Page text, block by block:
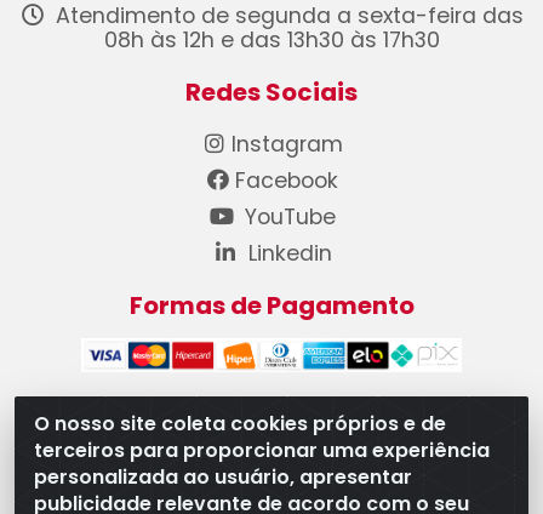
O nosso site coleta cookies próprios e de
terceiros para proporcionar uma experiência
personalizada ao usuário, apresentar
publicidade relevante de acordo com o seu
Atendimento de segunda a sexta-feira das
08h às 12h e das 13h30 às 17h30
Redes Sociais
Instagram
Facebook
YouTube
Linkedin
Formas de Pagamento
WB Componentes Automotivos LTDA - CNPJ
08.528.393/0001-12 - Rua do Níquel, 667 - Parque
Oeste Industrial, Goiânia/GO - CEP 74375-660